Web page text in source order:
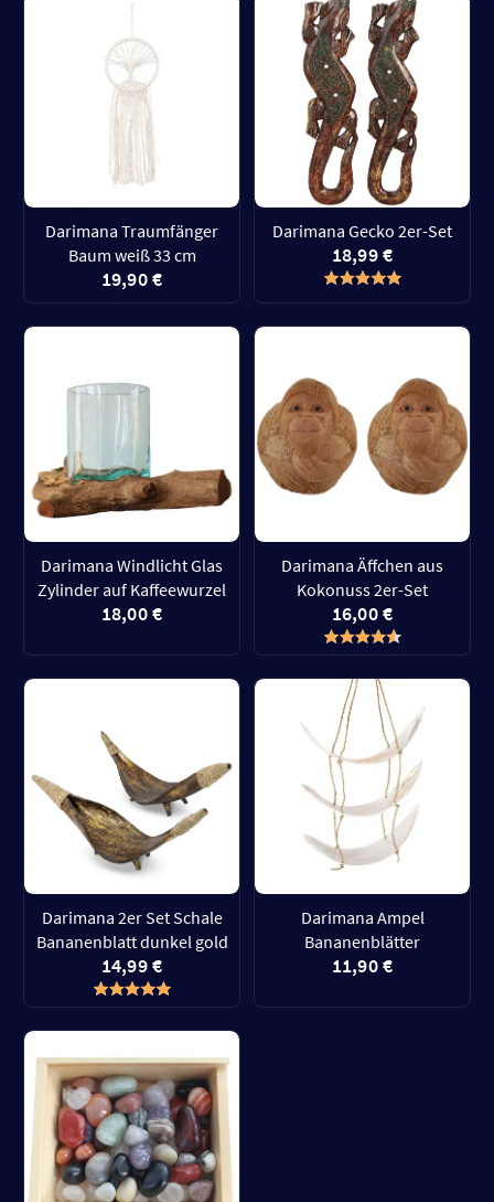
Darimana Traumfänger
Baum weiß 33 cm
19,90 €
Darimana Gecko 2er-Set
18,99 €
Darimana Windlicht Glas
Zylinder auf Kaffeewurzel
18,00 €
Darimana Äffchen aus
Kokonuss 2er-Set
16,00 €
Darimana 2er Set Schale
Bananenblatt dunkel gold
14,99 €
Darimana Ampel
Bananenblätter
11,90 €